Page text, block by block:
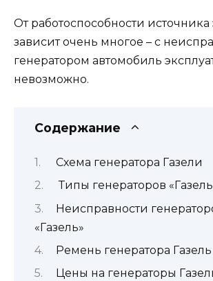
От работоспособности
зависит очень многое – с
генератором автомобиль
невозможно.
Содержание
Схема генератора Газели
Типы генераторов
Неисправности
«Газель»
Ремень генератора Газель
Цены на генераторы